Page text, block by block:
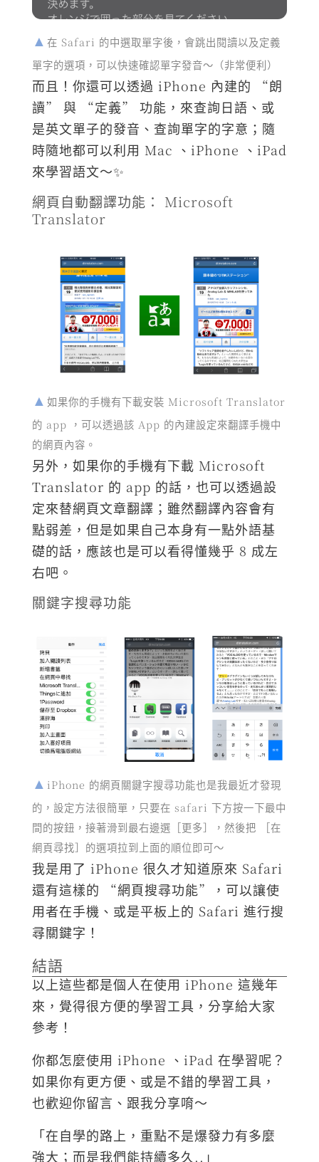
在 Safari 的中選取單字後，會跳出閱讀以及定義
單字的選項，可以快速確認單字發音～（非常便利）
而且！你還可以透過 iPhone 內建的 “朗
讀” 與 “定義” 功能，來查詢日語、或
是英文單子的發音、查詢單字的字意；隨
時隨地都可以利用 Mac 、iPhone 、iPad
來學習語文～✨
網頁自動翻譯功能： Microsoft
Translator
如果你的手機有下載安裝 Microsoft Translator
的 app ，可以透過該 App 的內建設定來翻譯手機中
的網頁內容。
另外，如果你的手機有下載 Microsoft
Translator 的 app 的話，也可以透過設
定來替網頁文章翻譯；雖然翻譯內容會有
點弱差，但是如果自己本身有一點外語基
礎的話，應該也是可以看得懂幾乎 8 成左
右吧。
關鍵字搜尋功能
iPhone 的網頁關鍵字搜尋功能也是我最近才發現
的，設定方法很簡單，只要在 safari 下方按一下最中
間的按鈕，接著滑到最右邊選［更多］，然後把 ［在
網頁尋找］的選項拉到上面的順位即可～
我是用了 iPhone 很久才知道原來 Safari
還有這樣的 “網頁搜尋功能”，可以讓使
用者在手機、或是平板上的 Safari 進行搜
尋關鍵字！
結語
以上這些都是個人在使用 iPhone 這幾年
來，覺得很方便的學習工具，分享給大家
參考！
你都怎麼使用 iPhone 、iPad 在學習呢？
如果你有更方便、或是不錯的學習工具，
也歡迎你留言、跟我分享唷～
「在自學的路上，重點不是爆發力有多麼
強大；而是我們能持續多久..」